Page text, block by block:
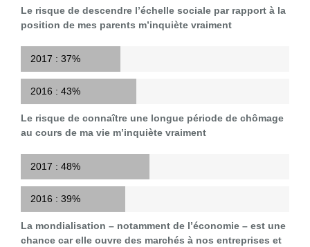
Le risque de descendre l’échelle sociale par rapport à la
position de mes parents m’inquiète vraiment
2017 : 37%
2016 : 43%
Le risque de connaître une longue période de chômage
au cours de ma vie m’inquiète vraiment
2017 : 48%
2016 : 39%
La mondialisation – notamment de l’économie – est une
chance car elle ouvre des marchés à nos entreprises et